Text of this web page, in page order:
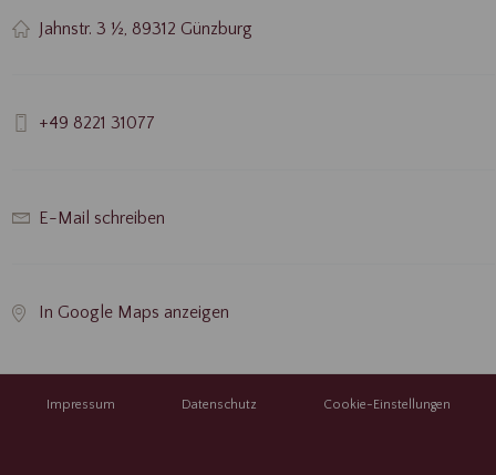
Jahnstr. 3 ½, 89312 Günzburg
+49 8221 31077
E-Mail schreiben
In Google Maps anzeigen
Impressum Datenschutz Cookie-Einstellungen